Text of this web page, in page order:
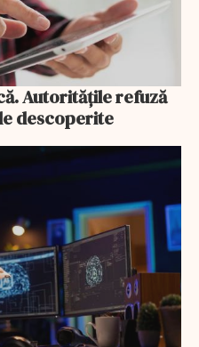
Autoritățile refuză
descoperite